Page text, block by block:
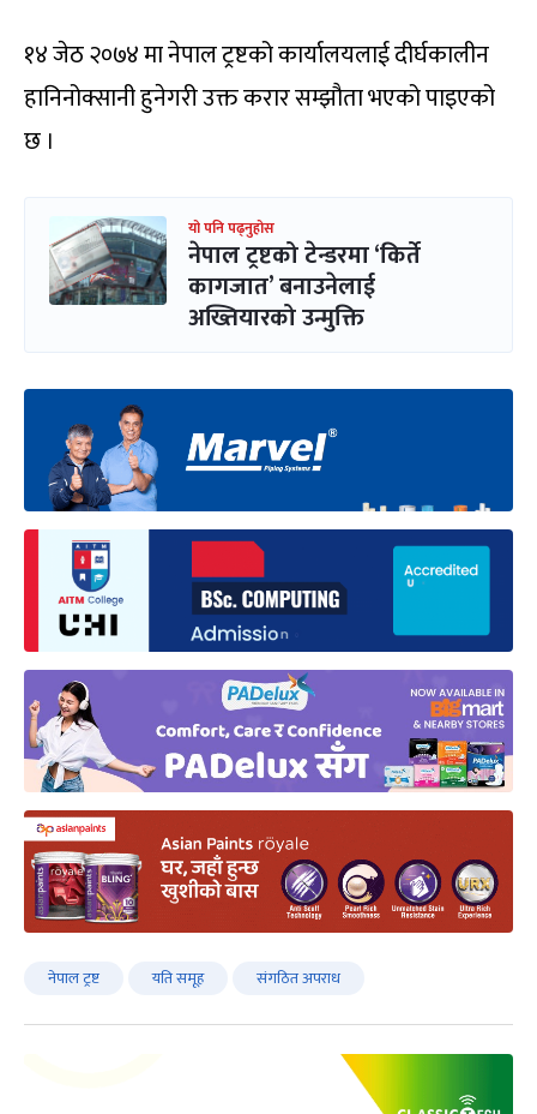
१४ जेठ २०७४ मा नेपाल ट्रष्टको कार्यालयलाई दीर्घकालीन
हानिनोक्सानी हुनेगरी उक्त करार सम्झौता भएको पाइएको
छ ।
यो पनि पढ्नुहोस
नेपाल ट्रष्टको टेन्डरमा ‘किर्ते
कागजात’ बनाउनेलाई
अख्तियारको उन्मुक्ति
नेपाल ट्रष्ट यति समूह संगठित अपराध